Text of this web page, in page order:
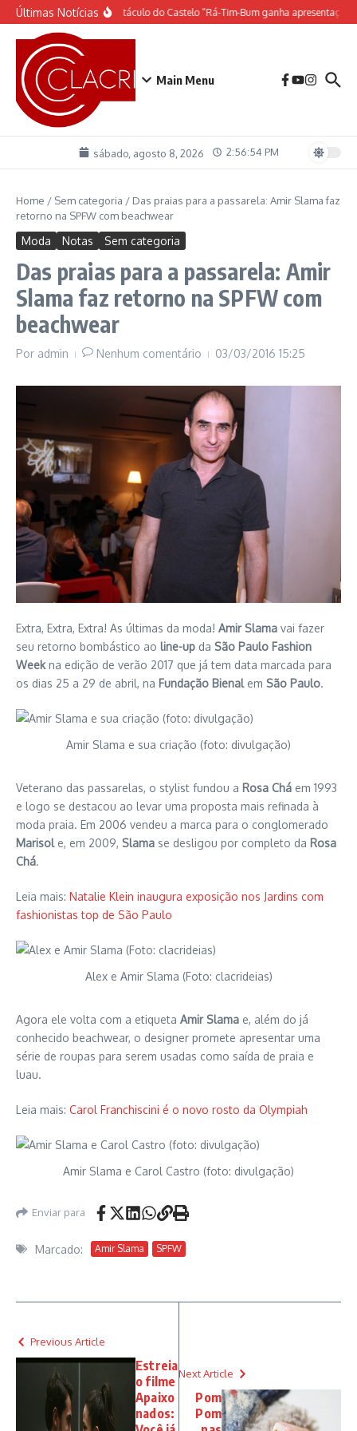
Ir para o conteúdo
Últimas NotíciasO espetáculo do Castelo “Rá-Tim-Bum ganha apresentação
Main Menu
sábado, agosto 8, 2026 2:56:55 PM
Home / Sem categoria / Das praias para a passarela: Amir Slama faz
retorno na SPFW com beachwear
Moda Notas Sem categoria
Das praias para a passarela: Amir
Slama faz retorno na SPFW com
beachwear
Por admin Nenhum comentário 03/03/2016 15:25
Extra, Extra, Extra! As últimas da moda! Amir Slama vai fazer
seu retorno bombástico ao line-up da São Paulo Fashion
Weekna edição de verão 2017 que já tem data marcada para
os dias 25 a 29 de abril, na Fundação Bienalem São Paulo.
Amir Slama e sua criação (foto: divulgação)
Veterano das passarelas, o stylist fundou a Rosa Chá em 1993
e logo se destacou ao levar uma proposta mais refinada à
moda praia. Em 2006 vendeu a marca para o conglomerado
Marisole, em 2009, Slama se desligou por completo da Rosa
Chá.
Leia mais: Natalie Klein inaugura exposição nos Jardins com
fashionistas top de São Paulo
Alex e Amir Slama (Foto: clacrideias)
Agora ele volta com a etiqueta Amir Slama e, além do já
conhecido beachwear, o designer promete apresentar uma
série de roupas para serem usadas como saída de praia e
luau.
Leia mais: Carol Franchiscini é o novo rosto da Olympiah
Amir Slama e Carol Castro (foto: divulgação)
Enviar para
Marcado: Amir Slama SPFW
Previous Article
Estreia
o filme
Apaixo
nados:
Next Article
Pom
Pom